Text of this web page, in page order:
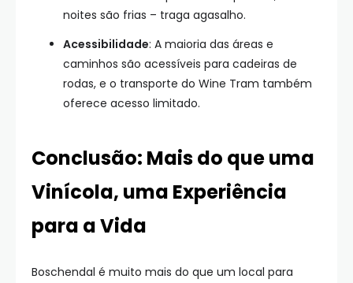
noites são frias – traga agasalho.
Acessibilidade: A maioria das áreas e
caminhos são acessíveis para cadeiras de
rodas, e o transporte do Wine Tram também
oferece acesso limitado.
Conclusão: Mais do que uma
Vinícola, uma Experiência
para a Vida
Boschendal é muito mais do que um local para